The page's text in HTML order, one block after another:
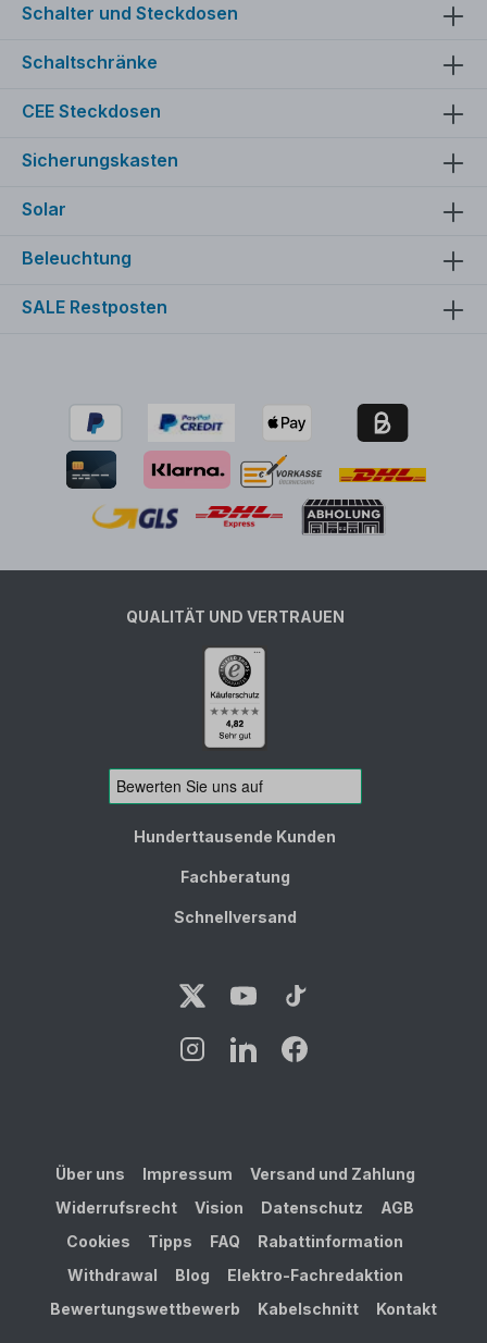
Schalter und Steckdosen
Schaltschränke
CEE Steckdosen
Sicherungskasten
Solar
Beleuchtung
SALE Restposten
QUALITÄT UND VERTRAUEN
Hunderttausende Kunden
Fachberatung
Schnellversand
Über uns Impressum
Versand und Zahlung
Widerrufsrecht
Vision Datenschutz
AGB
Cookies
Tipps FAQ
Rabattinformation
Withdrawal
Blog
Elektro-Fachredaktion
Bewertungswettbewerb
Kabelschnitt Kontakt